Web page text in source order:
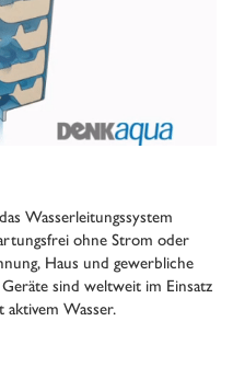
Wasserleitungssystem
ohne Strom oder
Haus und gewerbliche
sind weltweit im Einsatz
Wasser.